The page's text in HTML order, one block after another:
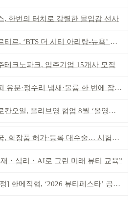
, 한번의 터치로 강렬한 몰입감 선사
티르, ‘BTS 더 시티 아리랑-뉴욕’ 참여
테크노파크, 입주기업 15개사 모집
유분·정수리 냄새·볼륨 한 번에 잡는다
칸오일, 올리브영 협업 8월 ‘올영픽’ 선정
화장품 허가·등록 대수술… 시험자료 공용 허용
재‧심리‧AI로 그린 미래 뷰티 교육”
] 한메직협, ‘2026 뷰티페스타’ 공동 주최